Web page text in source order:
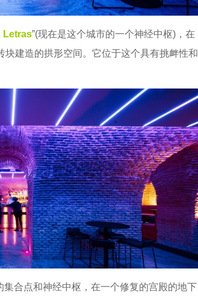
Letras”(现在是这个城市的一个神经中枢)，在
建造的拱形空间。它位于这个具有挑衅性和
合点和神经中枢，在一个修复的宫殿的地下